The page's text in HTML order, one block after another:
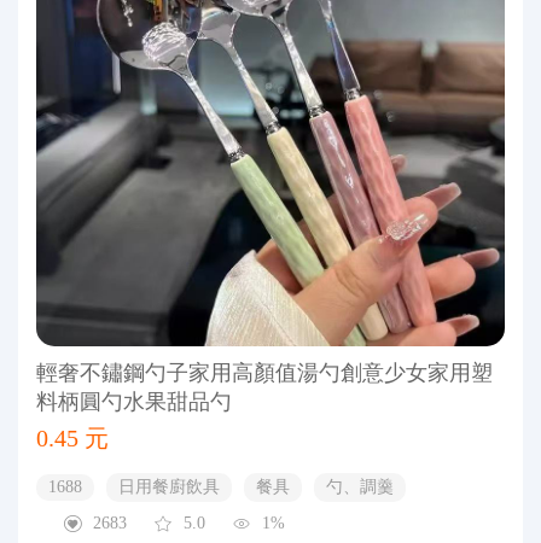
輕奢不鏽鋼勺子家用高顏值湯勺創意少女家用塑
料柄圓勺水果甜品勺
0.45 元
1688 日用餐廚飲具 餐具
勺、調羹
2683
5.0 1%